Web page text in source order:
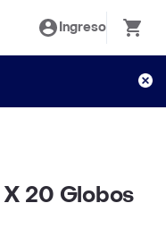
Ingreso
20 Globos